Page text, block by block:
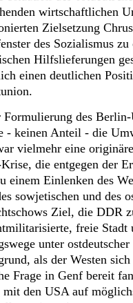
wirtschaftlichen
Zielsetzung
des Sozialismus
Hilfslieferungen
einen deutlichen
Formulierung des
- keinen Anteil - die
vielmehr eine
die entgegen der
einem Einlenken des
sowjetischen und des
Ziel, die DDR
freie Stadt
unter
als der Westen
Frage in Genf bereit
den USA auf